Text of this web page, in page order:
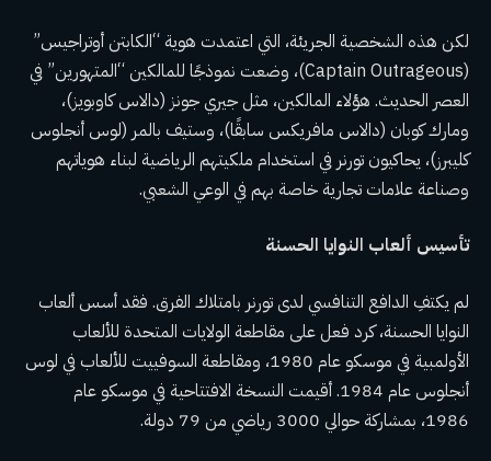
لكن هذه الشخصية الجريئة، التي اعتمدت هوية “الكابتن أوتراجيس”
(Captain Outrageous)، وضعت نموذجًا للمالكين “المتهورين” في
العصر الحديث. هؤلاء المالكين، مثل جيري جونز (دالاس كاوبويز)،
ومارك كوبان (دالاس مافريكس سابقًا)، وستيف بالمر (لوس أنجلوس
كليبرز)، يحاكيون تورنر في استخدام ملكيتهم الرياضية لبناء هوياتهم
وصناعة علامات تجارية خاصة بهم في الوعي الشعبي.
تأسيس ألعاب النوايا الحسنة
لم يكتفِ الدافع التنافسي لدى تورنر بامتلاك الفرق. فقد أسس ألعاب
النوايا الحسنة، كرد فعل على مقاطعة الولايات المتحدة للألعاب
الأولمبية في موسكو عام 1980، ومقاطعة السوفييت للألعاب في لوس
أنجلوس عام 1984. أقيمت النسخة الافتتاحية في موسكو عام
1986، بمشاركة حوالي 3000 رياضي من 79 دولة.